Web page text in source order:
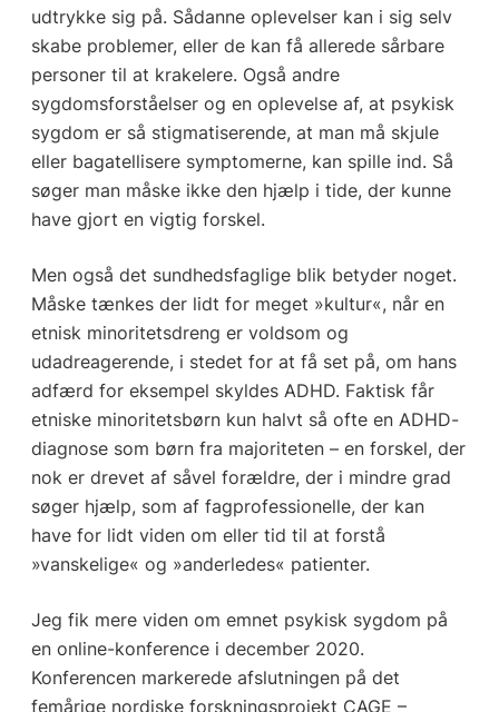
udtrykke sig på. Sådanne oplevelser kan i sig selv
skabe problemer, eller de kan få allerede sårbare
personer til at krakelere. Også andre
sygdomsforståelser og en oplevelse af, at psykisk
sygdom er så stigmatiserende, at man må skjule
eller bagatellisere symptomerne, kan spille ind. Så
søger man måske ikke den hjælp i tide, der kunne
have gjort en vigtig forskel.
Men også det sundhedsfaglige blik betyder noget.
Måske tænkes der lidt for meget »kultur«, når en
etnisk minoritetsdreng er voldsom og
udadreagerende, i stedet for at få set på, om hans
adfærd for eksempel skyldes ADHD. Faktisk får
etniske minoritetsbørn kun halvt så ofte en ADHD-
diagnose som børn fra majoriteten – en forskel, der
nok er drevet af såvel forældre, der i mindre grad
søger hjælp, som af fagprofessionelle, der kan
have for lidt viden om eller tid til at forstå
»vanskelige« og »anderledes« patienter.
Jeg fik mere viden om emnet psykisk sygdom på
en online-konference i december 2020.
Konferencen markerede afslutningen på det
femårige nordiske forskningsprojekt CAGE –